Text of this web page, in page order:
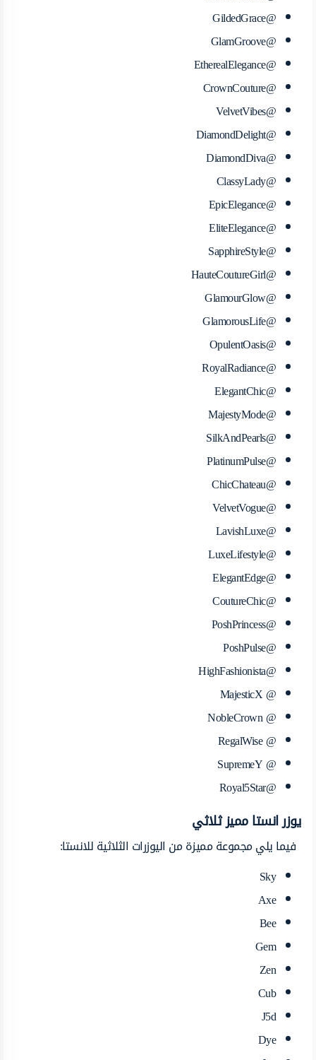
@GildedGrace
@GlamGroove
@EtherealElegance
@CrownCouture
@VelvetVibes
@DiamondDelight
@DiamondDiva
@ClassyLady
@EpicElegance
@EliteElegance
@SapphireStyle
@HauteCoutureGirl
@GlamourGlow
@GlamorousLife
@OpulentOasis
@RoyalRadiance
@ElegantChic
@MajestyMode
@SilkAndPearls
@PlatinumPulse
@ChicChateau
@VelvetVogue
@LavishLuxe
@LuxeLifestyle
@ElegantEdge
@CoutureChic
@PoshPrincess
@PoshPulse
@HighFashionista
@ MajesticX
@ NobleCrown
@ RegalWise
@ SupremeY
@Royal5Star
يوزر انستا مميز ثلاثي
فيما يلي مجموعة مميزة من اليوزرات الثلاثية للانستا:
Sky
Axe
Bee
Gem
Zen
Cub
J5d
Dye